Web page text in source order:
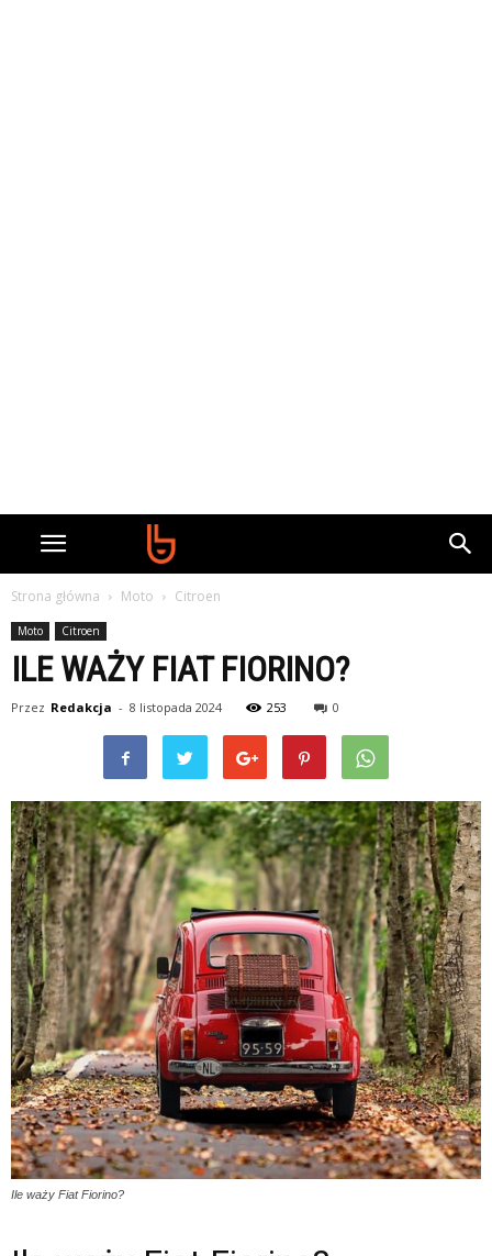
Strona główna Moto Citroen
Moto Citroen
ILE WAŻY FIAT FIORINO?
Przez Redakcja - 8 listopada 2024 253 0
Ile waży Fiat Fiorino?